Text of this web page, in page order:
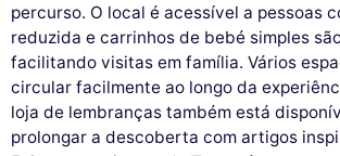
percurso. O local é acessível a pessoas
reduzida e carrinhos de bebé simples
facilitando visitas em família. Vários
circular facilmente ao longo da
loja de lembranças também está
prolongar a descoberta com artigos